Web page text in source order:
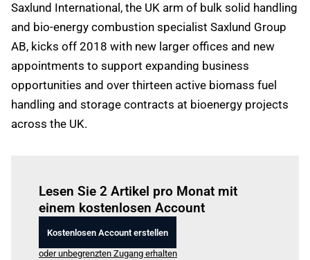
Saxlund International, the UK arm of bulk solid handling
and bio-energy combustion specialist Saxlund Group
AB, kicks off 2018 with new larger offices and new
appointments to support expanding business
opportunities and over thirteen active biomass fuel
handling and storage contracts at bioenergy projects
across the UK.
Lesen Sie 2 Artikel pro Monat mit
einem kostenlosen Account
Kostenlosen Account erstellen
oder unbegrenzten Zugang erhalten